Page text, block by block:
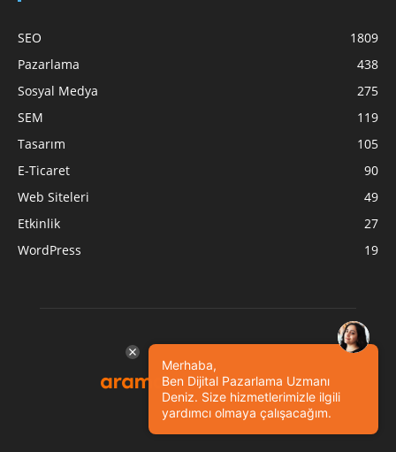
SEO
1809
Pazarlama
438
Sosyal Medya
275
SEM
119
Tasarım
105
E-Ticaret
90
Web Siteleri
49
Etkinlik
27
WordPress
19
Merhaba,
Ben Dijital Pazarlama Uzmanı
Deniz. Size hizmetlerimizle ilgili
yardımcı olmaya çalışacağım.